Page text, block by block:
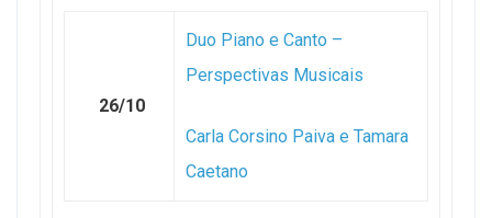
26/10
Duo Piano e Canto –
Perspectivas Musicais
Carla Corsino Paiva e Tamara
Caetano